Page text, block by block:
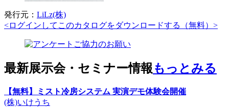
発行元： LiLz(株)
<ログインしてこのカタログをダウンロードする（無料）>
最新展示会・セミナー情報もっとみる
【無料】ミスト冷房システム 実演デモ体験会開催
(株)いけうち